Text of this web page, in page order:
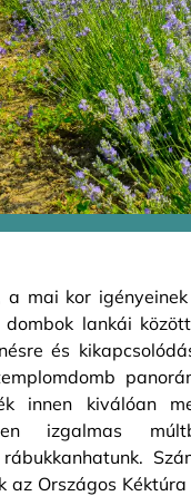
mai kor
lankái
és
innen kiválóan
izgalmas
az Országos